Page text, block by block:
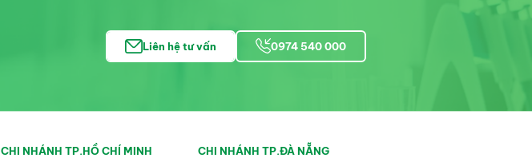
thích loại amphetamine và
dược phẩm không kê đơn.
liên quan đến ma túy, dẫn
do quá liều.
Liên hệ tư vấn 0974 540 000
CHI NHÁNH TP.HỒ CHÍ MINH
CHI NHÁNH TP.ĐÀ NẴNG